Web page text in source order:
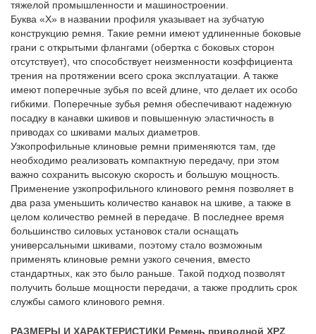
тяжелой промышленности и машиностроении.
Буква «Х» в названии профиля указывает на зубчатую
конструкцию ремня. Такие ремни имеют удлиненные боковые
грани с открытыми флангами (обертка с боковых сторон
отсутствует), что способствует неизменности коэффициента
трения на протяжении всего срока эксплуатации. А также
имеют поперечные зубья по всей длине, что делает их особо
гибкими. Поперечные зубья ремня обеспечивают надежную
посадку в канавки шкивов и повышенную эластичность в
приводах со шкивами малых диаметров.
Узкопрофильные клиновые ремни применяются там, где
необходимо реализовать компактную передачу, при этом
важно сохранить высокую скорость и большую мощность.
Применение узкопрофильного клинового ремня позволяет в
два раза уменьшить количество канавок на шкиве, а также в
целом количество ремней в передаче. В последнее время
большинство силовых установок стали оснащать
универсальными шкивами, поэтому стало возможным
применять клиновые ремни узкого сечения, вместо
стандартных, как это было раньше. Такой подход позволят
получить больше мощности передачи, а также продлить срок
службы самого клинового ремня.
РАЗМЕРЫ И ХАРАКТЕРИСТИКИ Ремень приводной XPZ